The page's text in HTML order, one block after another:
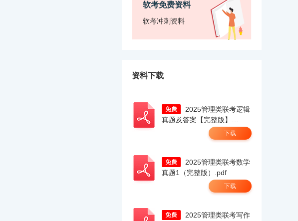
软考免费资料
软考冲刺资料
资料下载
真题及答案【完整版】
下载
真题1（完整版）.pdf
下载